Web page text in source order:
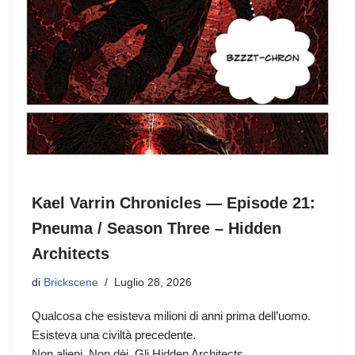
k
Kael Varrin Chronicles — Episode 21:
Pneuma / Season Three – Hidden
Architects
di Brickscene Luglio 28, 2026
Qualcosa che esisteva milioni di anni prima dell’uomo.
Esisteva una civiltà precedente.